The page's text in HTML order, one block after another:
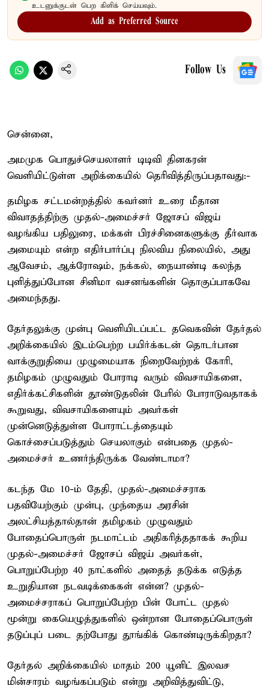
உடனுக்குடன் பெற கிளிக் செய்யவும்.
Add as Preferred Source
Follow Us
சென்னை,
அமமுக பொதுச்செயலாளர் டிடிவி தினகரன்
வெளியிட்டுள்ள அறிக்கையில் தெரிவித்திருப்பதாவது:-
தமிழக சட்டமன்றத்தில் கவர்னர் உரை மீதான
விவாதத்திற்கு முதல்-அமைச்சர் ஜோசப் விஜய்
வழங்கிய பதிலுரை, மக்கள் பிரச்சினைகளுக்கு தீர்வாக
அமையும் என்ற எதிர்பார்ப்பு நிலவிய நிலையில், அது
ஆவேசம், ஆக்ரோஷம், நக்கல், நையாண்டி கலந்த
புளித்துப்போன சினிமா வசனங்களின் தொகுப்பாகவே
அமைந்தது.
தேர்தலுக்கு முன்பு வெளியிடப்பட்ட தவெகவின் தேர்தல்
அறிக்கையில் இடம்பெற்ற பயிர்க்கடன் தொடர்பான
வாக்குறுதியை முழுமையாக நிறைவேற்றக் கோரி,
தமிழகம் முழுவதும் போராடி வரும் விவசாயிகளை,
எதிர்க்கட்சிகளின் தூண்டுதலின் பேரில் போராடுவதாகக்
கூறுவது, விவசாயிகளையும் அவர்கள்
முன்னெடுத்துள்ள போராட்டத்தையும்
கொச்சைப்படுத்தும் செயலாகும் என்பதை முதல்-
அமைச்சர் உணர்ந்திருக்க வேண்டாமா?
கடந்த மே 10-ம் தேதி, முதல்-அமைச்சராக
பதவியேற்கும் முன்பு, முந்தைய அரசின்
அலட்சியத்தால்தான் தமிழகம் முழுவதும்
போதைப்பொருள் நடமாட்டம் அதிகரித்ததாகக் கூறிய
முதல்-அமைச்சர் ஜோசப் விஜய் அவர்கள்,
பொறுப்பேற்ற 40 நாட்களில் அதைத் தடுக்க எடுத்த
உறுதியான நடவடிக்கைகள் என்ன? முதல்-
அமைச்சராகப் பொறுப்பேற்ற பின் போட்ட முதல்
மூன்று கையெழுத்துகளில் ஒன்றான போதைப்பொருள்
தடுப்புப் படை தற்போது தூங்கிக் கொண்டிருக்கிறதா?
தேர்தல் அறிக்கையில் மாதம் 200 யூனிட் இலவச
மின்சாரம் வழங்கப்படும் என்று அறிவித்துவிட்டு,